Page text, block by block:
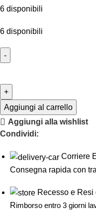
6 disponibili
6 disponibili
Aggiungi al carrello
Aggiungi alla wishlist
Condividi:
Corriere
Consegna rapida con
Recesso e Resi
Rimborso entro 3 giorni